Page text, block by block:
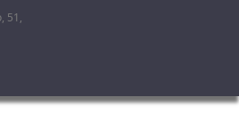
51,